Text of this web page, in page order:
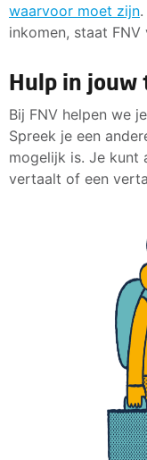
waarvoor moet zijn
inkomen, staat
Hulp in jouw
Bij FNV helpen we
Spreek je een
mogelijk is. Je kunt
vertaalt of een